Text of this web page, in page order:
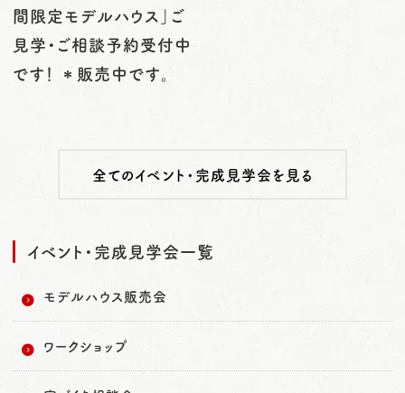
間限定モデルハウス」ご
見学・ご相談予約受付中
です！ ＊販売中です。
全てのイベント・完成見学会を見る
イベント・完成見学会一覧
モデルハウス販売会
ワークショップ